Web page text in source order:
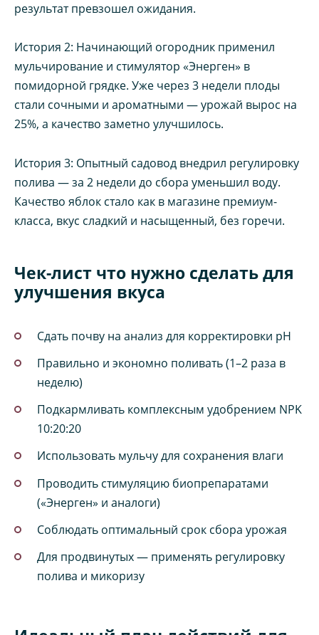
результат превзошел ожидания.
История 2: Начинающий огородник применил
мульчирование и стимулятор «Энерген» в
помидорной грядке. Уже через 3 недели плоды
стали сочными и ароматными — урожай вырос на
25%, а качество заметно улучшилось.
История 3: Опытный садовод внедрил регулировку
полива — за 2 недели до сбора уменьшил воду.
Качество яблок стало как в магазине премиум-
класса, вкус сладкий и насыщенный, без горечи.
Чек-лист что нужно сделать для
улучшения вкуса
Сдать почву на анализ для корректировки pH
Правильно и экономно поливать (1–2 раза в
неделю)
Подкармливать комплексным удобрением NPK
10:20:20
Использовать мульчу для сохранения влаги
Проводить стимуляцию биопрепаратами
(«Энерген» и аналоги)
Соблюдать оптимальный срок сбора урожая
Для продвинутых — применять регулировку
полива и микоризу